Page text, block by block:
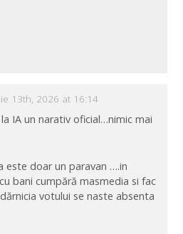
13th, 2026 at 16:14
IA un narativ oficial…nimic mai
este doar un paravan ….in
bani cumpără masmedia si fac
votului se naste absenta